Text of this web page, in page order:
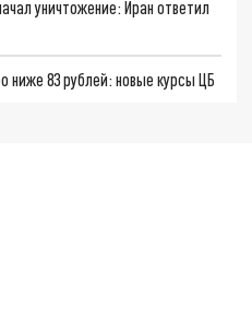
уничтожение: Иран ответил
ниже 83 рублей: новые курсы ЦБ